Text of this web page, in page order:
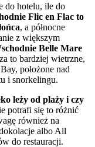
do hotelu, ile do
Flic en Flac to
, a północne
z większym
Belle Mare
to bardziej wietrzne,
położone nad
i snorkelingu.
leży od plaży i czy
potrafi się to różnić
również na
albo All
do restauracji.